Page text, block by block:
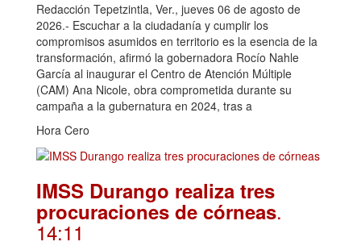
Redacción Tepetzintla, Ver., jueves 06 de agosto de
2026.- Escuchar a la ciudadanía y cumplir los
compromisos asumidos en territorio es la esencia de la
transformación, afirmó la gobernadora Rocío Nahle
García al inaugurar el Centro de Atención Múltiple
(CAM) Ana Nicole, obra comprometida durante su
campaña a la gubernatura en 2024, tras a
Hora Cero
IMSS Durango realiza tres
procuraciones de córneas.
14:11